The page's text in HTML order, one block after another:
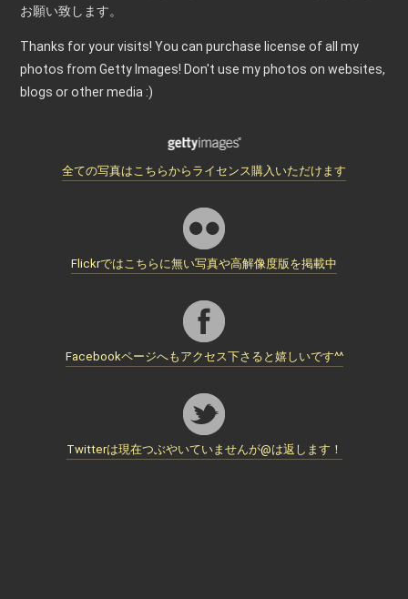
お願い致します。
Thanks for your visits! You can purchase license of all my
photos from Getty Images! Don't use my photos on websites,
blogs or other media :)
全ての写真はこちらからライセンス購入いただけます
Flickrではこちらに無い写真や高解像度版を掲載中
Facebookページへもアクセス下さると嬉しいです^^
Twitterは現在つぶやいていませんが@は返します！